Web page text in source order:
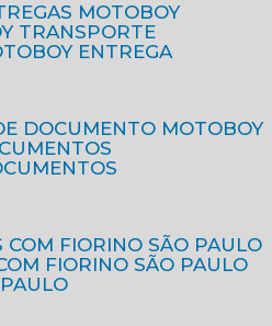
MOTOBOY
TRANSPORTE
ENTREGA
DOCUMENTO MOTOBOY
COM FIORINO SÃO PAULO
FIORINO SÃO PAULO